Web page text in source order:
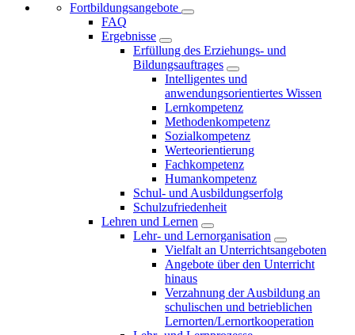
Fortbildungsangebote
FAQ
Ergebnisse
Erfüllung des Erziehungs- und
Bildungsauftrages
Intelligentes und
anwendungsorientiertes Wissen
Lernkompetenz
Methodenkompetenz
Sozialkompetenz
Werteorientierung
Fachkompetenz
Humankompetenz
Schul- und Ausbildungserfolg
Schulzufriedenheit
Lehren und Lernen
Lehr- und Lernorganisation
Vielfalt an Unterrichtsangeboten
Angebote über den Unterricht
hinaus
Verzahnung der Ausbildung an
schulischen und betrieblichen
Lernorten/Lernortkooperation